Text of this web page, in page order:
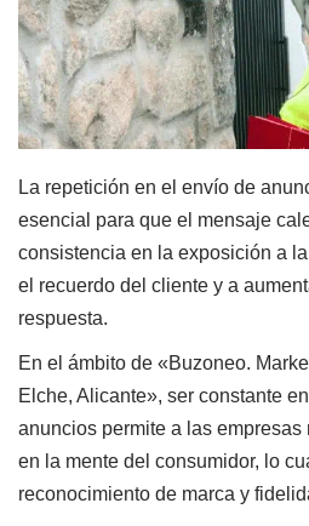
La repetición en el envío de
esencial para que el mensaje
consistencia en la exposición a
el recuerdo del cliente y a
respuesta.
En el ámbito de «Buzoneo.
Elche, Alicante», ser constante
anuncios permite a las empresas
en la mente del consumidor, lo
reconocimiento de marca y